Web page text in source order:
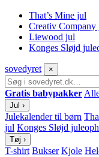
That’s Mine jul
Creativ Company
Liewood jul
Konges Sløjd
sovedyret ×
Gratis babypakker
Jul ›
Julekalender til børn
jul Konges Sløjd
Tøj ›
T-shirt Bukser Kjole